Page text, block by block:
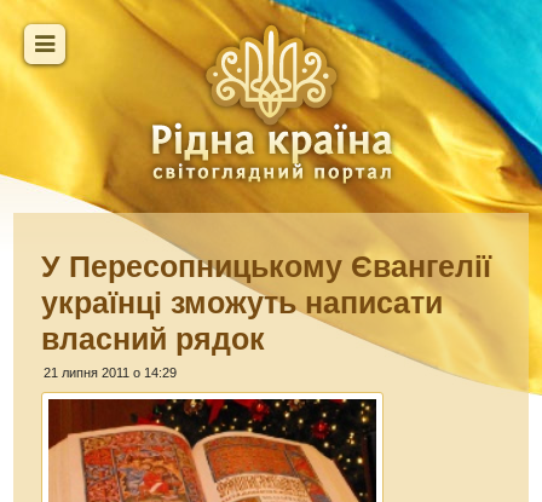
У Пересопницькому Євангелії
українці зможуть написати
власний рядок
21 липня 2011 о 14:29